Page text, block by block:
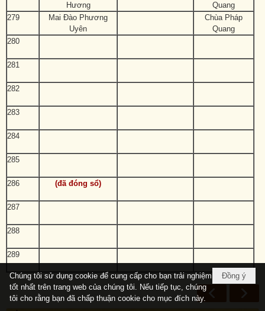
Hương
Quang
279
Mai Đào Phương
Uyên
Chùa Pháp
Quang
280
281
282
283
284
285
286 (đã đóng sổ)
287
288
289
Đồng ý
Chúng tôi sử dụng cookie để cung cấp cho bạn trải nghiệm
tốt nhất trên trang web của chúng tôi. Nếu tiếp tục, chúng
tôi cho rằng bạn đã chấp thuận cookie cho mục đích này.